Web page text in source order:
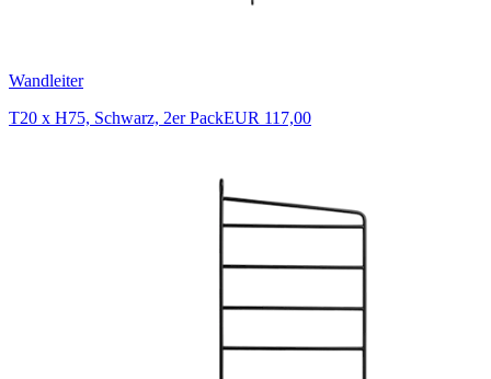
Wandleiter
T20 x H75, Schwarz, 2er PackEUR 117,00